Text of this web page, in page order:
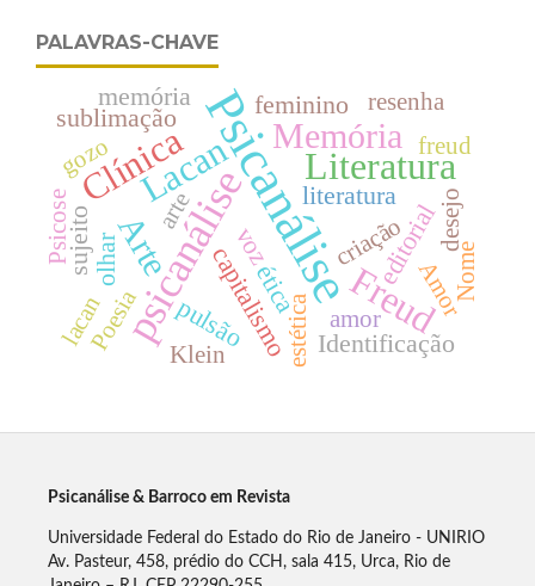
PALAVRAS-CHAVE
Psicanálise
psicanálise Literatura
Freud
Lacan
Clínica Memória
Arte
sublimação
literatura
editorial
voz
capitalismo
feminino
pulsão Identificação
olhar
memória
ética
sujeito criação
Poesia
desejo
resenha
Psicose
gozo
amor
estética
arte
Klein
Amor
freud
lacan
Nome
Psicanálise & Barroco em Revista
Universidade Federal do Estado do Rio de Janeiro - UNIRIO
Av. Pasteur, 458, prédio do CCH, sala 415, Urca, Rio de